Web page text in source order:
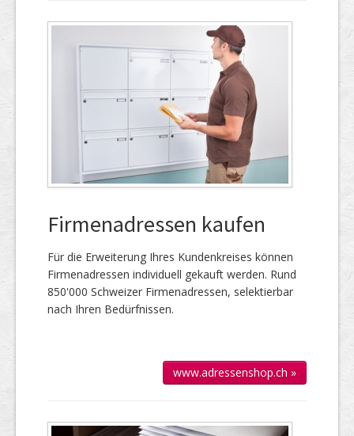
Firmenadressen kaufen
Für die Er­wei­te­rung Ihres Kun­den­kreises kön­nen
Firmen­adressen individuell gekauft werden. Rund
850'000 Schweizer Firmen­adressen, selek­tierbar
nach Ihren Bedürfnissen.
www.adressenshop.ch »